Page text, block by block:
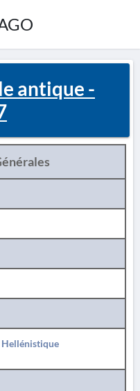
antique -
Hellénistique